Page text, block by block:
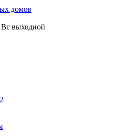
домов
выходной